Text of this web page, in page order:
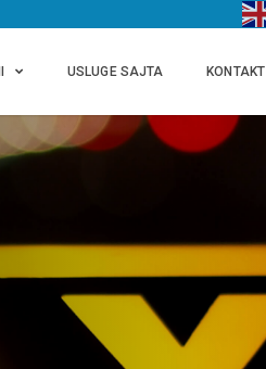
USLUGE SAJTA KONTAKT